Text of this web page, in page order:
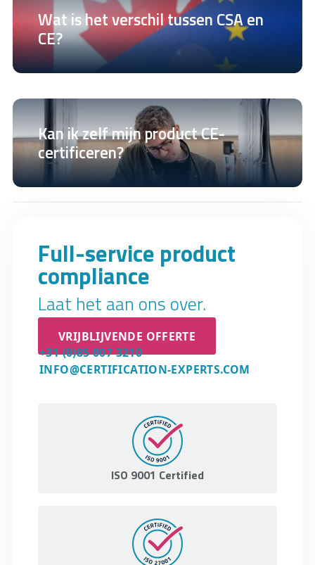
Wat is het verschil tussen CSA en
CE?
Kan ik zelf mijn product CE-
certificeren?
Full-service product
compliance
Laat het aan ons over.
VRIJBLIJVENDE OFFERTE
+31 (0)85 007 3210
INFO@CERTIFICATION-EXPERTS.COM
ISO 9001 Certified